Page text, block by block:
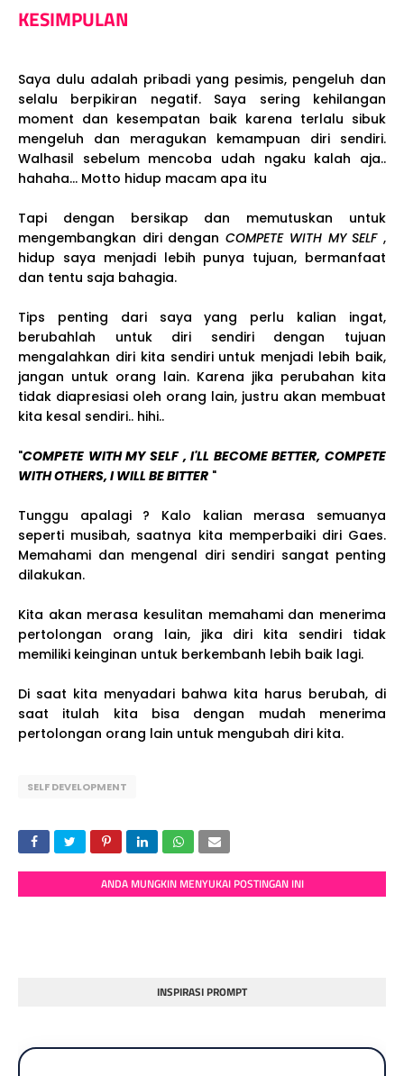
KESIMPULAN
Saya dulu adalah pribadi yang pesimis, pengeluh dan
selalu berpikiran negatif. Saya sering kehilangan
moment dan kesempatan baik karena terlalu sibuk
mengeluh dan meragukan kemampuan diri sendiri.
Walhasil sebelum mencoba udah ngaku kalah aja..
hahaha... Motto hidup macam apa itu
Tapi dengan bersikap dan memutuskan untuk
mengembangkan diri denganCOMPETE WITH MY SELF,
hidup saya menjadi lebih punya tujuan, bermanfaat
dan tentu saja bahagia.
Tips penting dari saya yang perlu kalian ingat,
berubahlah untuk diri sendiri dengan tujuan
mengalahkan diri kita sendiri untuk menjadi lebih baik,
jangan untuk orang lain. Karena jika perubahan kita
tidak diapresiasi oleh orang lain, justru akan membuat
kita kesal sendiri.. hihi..
"COMPETE WITH MY SELF , I'LL BECOME BETTER, COMPETE
WITH OTHERS, I WILL BE BITTER "
Tunggu apalagi ? Kalo kalian merasa semuanya
seperti musibah, saatnya kita memperbaiki diri Gaes.
Memahami dan mengenal diri sendiri sangat penting
dilakukan.
Kita akan merasa kesulitan memahami dan menerima
pertolongan orang lain, jika diri kita sendiri tidak
memiliki keinginan untuk berkembanh lebih baik lagi.
Di saat kita menyadari bahwa kita harus berubah, di
saat itulah kita bisa dengan mudah menerima
pertolongan orang lain untuk mengubah diri kita.
SELF DEVELOPMENT
ANDA MUNGKIN MENYUKAI POSTINGAN INI
INSPIRASI PROMPT